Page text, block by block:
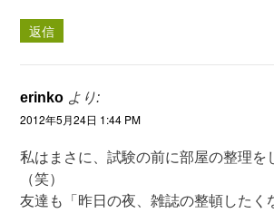
返信
erinko より:
2012年5月24日 1:44 PM
私はまさに、試験の前に部屋の整理を
（笑）
友達も「昨日の夜、雑誌の整頓したく